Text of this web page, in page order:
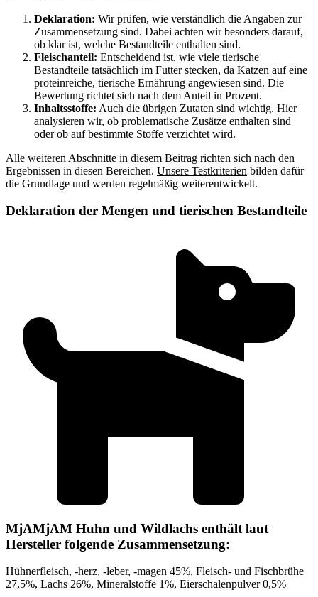
Deklaration: Wir prüfen, wie verständlich die Angaben zur
Zusammensetzung sind. Dabei achten wir besonders darauf,
ob klar ist, welche Bestandteile enthalten sind.
Fleischanteil: Entscheidend ist, wie viele tierische
Bestandteile tatsächlich im Futter stecken, da Katzen auf eine
proteinreiche, tierische Ernährung angewiesen sind. Die
Bewertung richtet sich nach dem Anteil in Prozent.
Inhaltsstoffe: Auch die übrigen Zutaten sind wichtig. Hier
analysieren wir, ob problematische Zusätze enthalten sind
oder ob auf bestimmte Stoffe verzichtet wird.
Alle weiteren Abschnitte in diesem Beitrag richten sich nach den
Ergebnissen in diesen Bereichen. Unsere Testkriterien bilden dafür
die Grundlage und werden regelmäßig weiterentwickelt.
Deklaration der Mengen und tierischen Bestandteile
MjAMjAM Huhn und Wildlachs enthält laut
Hersteller folgende Zusammensetzung:
Hühnerfleisch, -herz, -leber, -magen 45%, Fleisch- und Fischbrühe
27,5%, Lachs 26%, Mineralstoffe 1%, Eierschalenpulver 0,5%